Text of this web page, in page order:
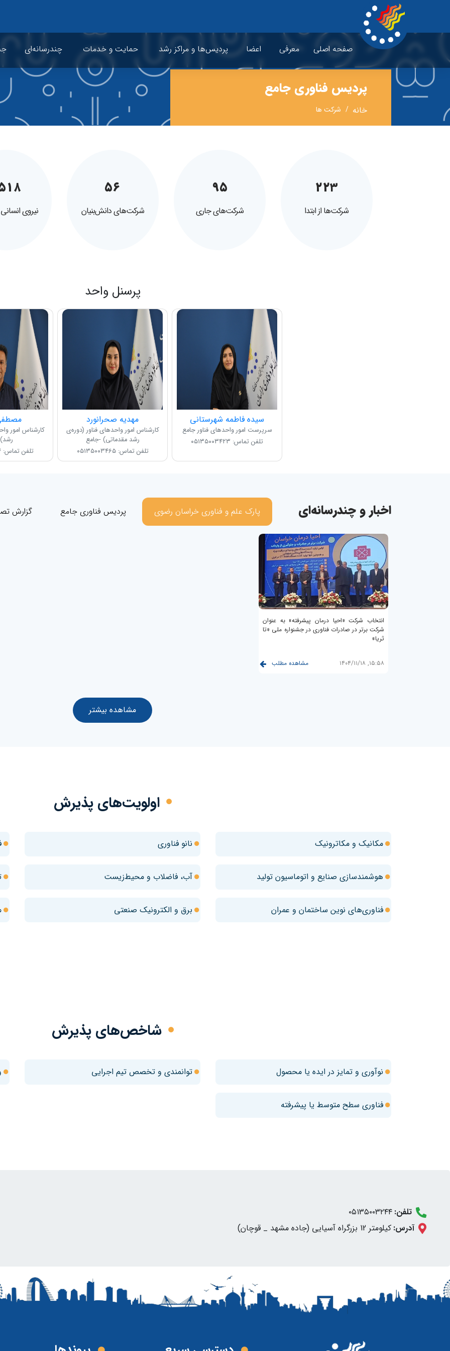
صفحه اصلی معرفی اعضا پردیس‌ها و مراکز رشد حمایت و خدمات چندرسانه‌ای
پردیس فناوری جامع
خانه شرکت ها
۲۲۳
شرکت‌ها از ابتدا
۹۵
شرکت‌های جاری
۵۶
شرکت‌های دانش‌بنیان نیروی
پرسنل واحد
سیده فاطمه شهرستانی
سرپرست امور واحدهای فناور جامع
تلفن تماس: ۰۵۱۳۵۰۰۳۴۲۳
مهدیه صحرانورد
کارشناس امور واحدهای فناور (دوره‌‎ی
رشد مقدماتی) -جامع
تلفن تماس: ۰۵۱۳۵۰۰۳۴۶۵
کارشناس امور
تلفن تماس: ۰۵۱۳۵۰۰۳۲۴۴
اخبار و چندرسانه‌ای پارک علم و فناوری خراسان رضوی پردیس فناوری جامع گزارش
انتخاب شرکت «احیا درمان پیشرفته» به عنوان
شرکت برتر در صادرات فناوری در جشنواره ملی «تا
ثریا»
۱۵:۵۸, ۱۴۰۴/۱۱/۱۸ مشاهده مطلب
مشاهده بیشتر
اولویت‌های پذیرش
مکانیک و مکاترونیک نانو فناوری
هوشمندسازی صنایع و اتوماسیون تولید آب، فاضلاب و محیط‌زیست
فناوری‌های نوین ساختمان و عمران برق و الکترونیک صنعتی
شاخص‌های پذیرش
نوآوری و تمایز در ایده یا محصول توانمندی و تخصص تیم اجرایی
فناوری سطح متوسط یا پیشرفته
تلفن: ۰۵۱۳۵۰۰۳۲۴۴
آدرس: کیلومتر 12 بزرگراه آسیایی (جاده مشهد _ قوچان)